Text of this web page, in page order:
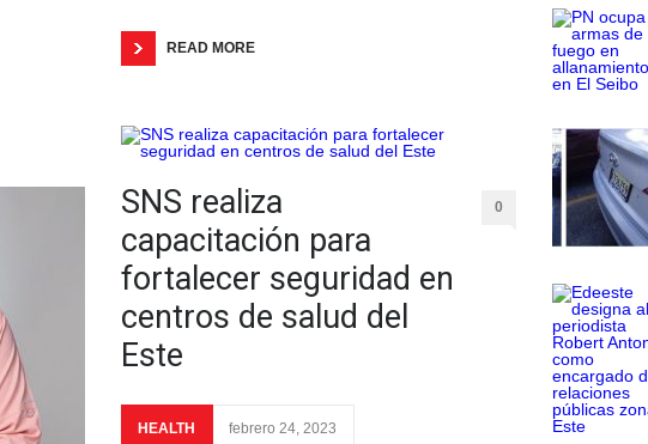
READ MORE
SNS realiza
capacitación para
fortalecer seguridad en
centros de salud del
Este
0
HEALTH febrero 24, 2023